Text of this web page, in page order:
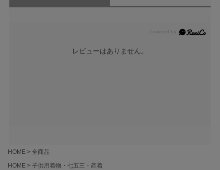
レビューはありません。
HOME
全商品
HOME
子供用着物・七五三・産着